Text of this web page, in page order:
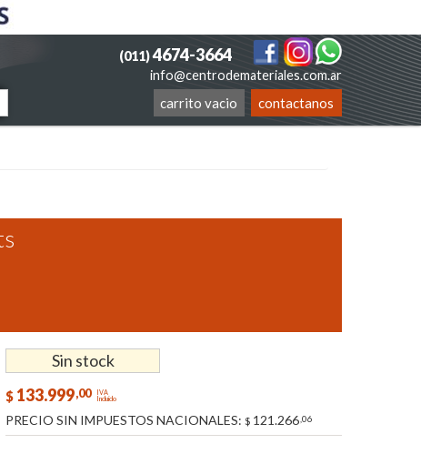
info@centrodemateriales.com.ar
(011)4674-3664
contactanos
carrito vacio
Sin stock
$ 133.999,00 IVA
Incluido
PRECIO SIN IMPUESTOS NACIONALES: $ 121.266 ,06